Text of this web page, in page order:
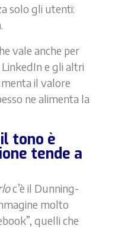
solo gli utenti:
vale anche per
LinkedIn e gli altri
il valore
ne alimenta la
tono è
tende a
c’è il Dunning-
molto
quelli che